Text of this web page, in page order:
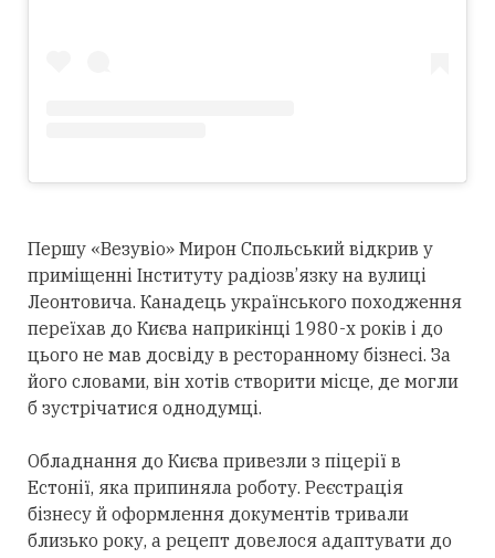
Першу «Везувіо» Мирон Спольський відкрив у
приміщенні Інституту радіозв’язку на вулиці
Леонтовича. Канадець українського походження
переїхав до Києва наприкінці 1980-х років і до
цього не мав досвіду в ресторанному бізнесі. За
його словами, він хотів створити місце, де могли
б зустрічатися однодумці.
Обладнання до Києва привезли з піцерії в
Естонії, яка припиняла роботу. Реєстрація
бізнесу й оформлення документів тривали
близько року, а рецепт довелося адаптувати до